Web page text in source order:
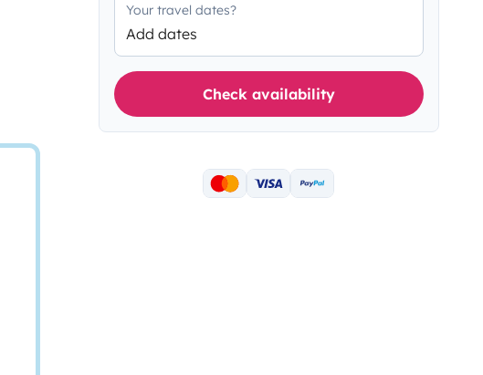
Your travel dates?
Add dates
Check availability